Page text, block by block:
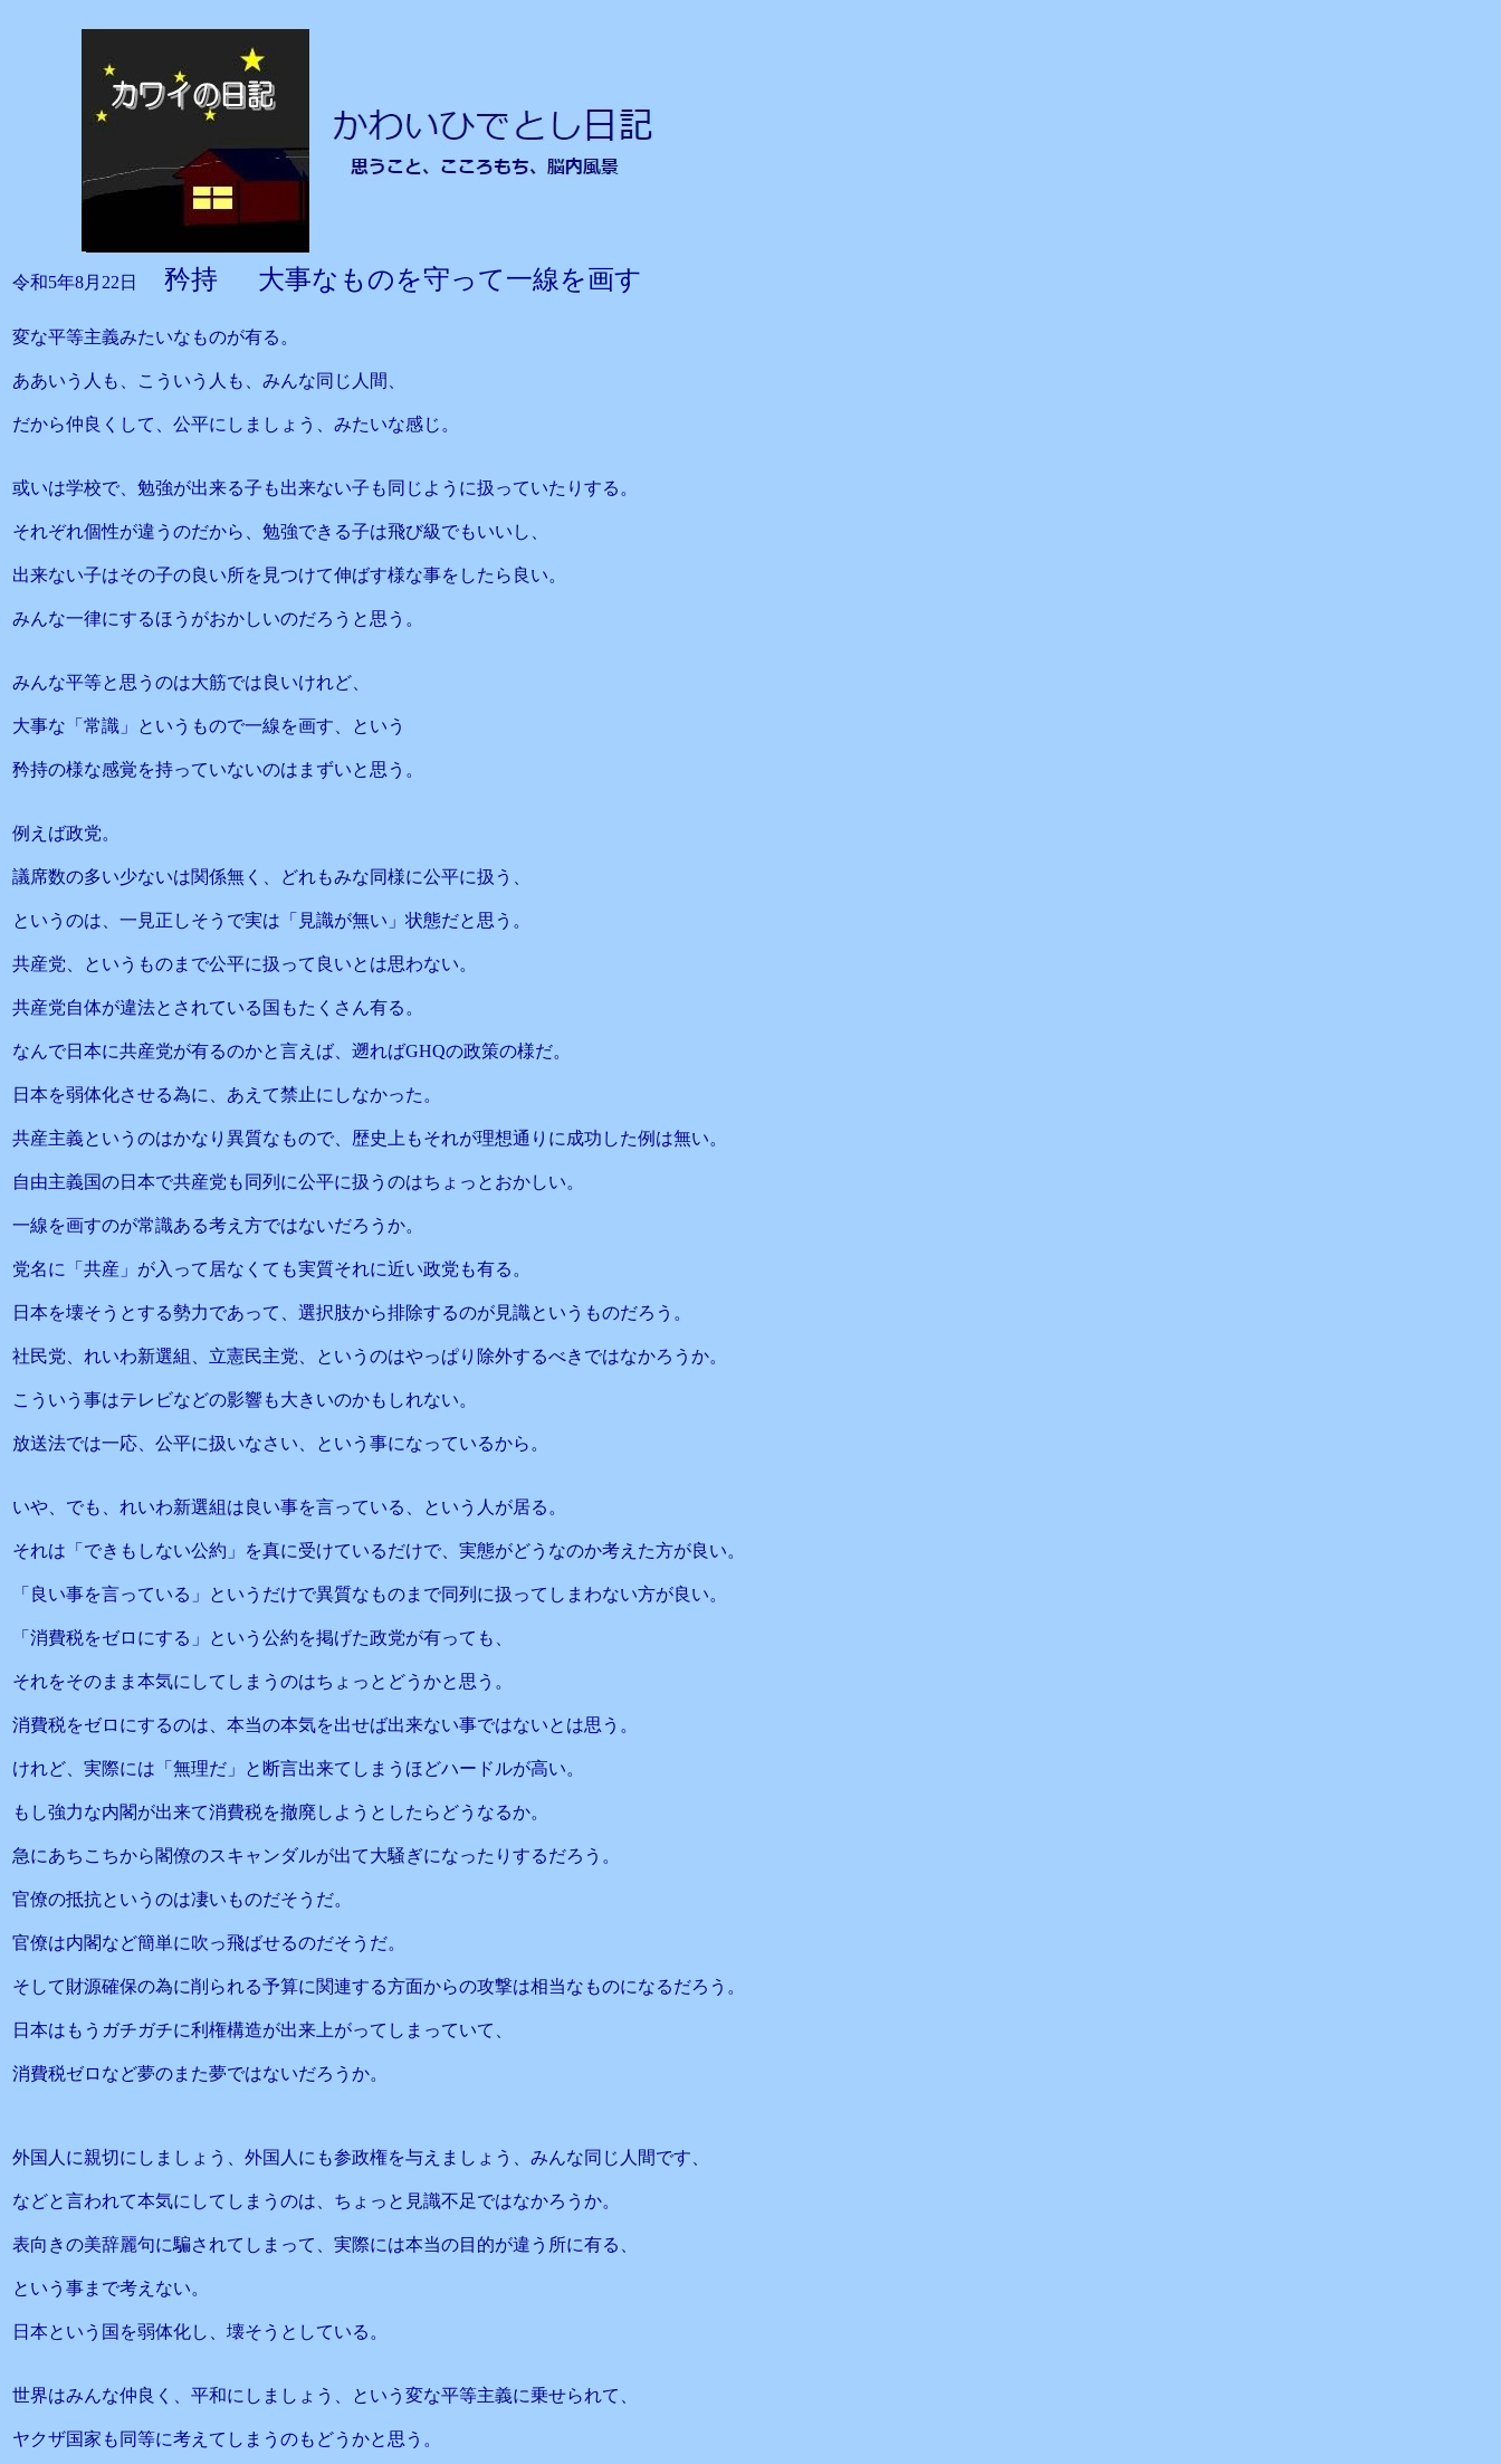
令和5年8月22日 矜持 大事なものを守って一線を画す
変な平等主義みたいなものが有る。
ああいう人も、こういう人も、みんな同じ人間、
だから仲良くして、公平にしましょう、みたいな感じ。
或いは学校で、勉強が出来る子も出来ない子も同じように扱っていたりする。
それぞれ個性が違うのだから、勉強できる子は飛び級でもいいし、
出来ない子はその子の良い所を見つけて伸ばす様な事をしたら良い。
みんな一律にするほうがおかしいのだろうと思う。
みんな平等と思うのは大筋では良いけれど、
大事な「常識」というもので一線を画す、という
矜持の様な感覚を持っていないのはまずいと思う。
例えば政党。
議席数の多い少ないは関係無く、どれもみな同様に公平に扱う、
というのは、一見正しそうで実は「見識が無い」状態だと思う。
共産党、というものまで公平に扱って良いとは思わない。
共産党自体が違法とされている国もたくさん有る。
なんで日本に共産党が有るのかと言えば、遡ればGHQの政策の様だ。
日本を弱体化させる為に、あえて禁止にしなかった。
共産主義というのはかなり異質なもので、歴史上もそれが理想通りに成功した例は無い。
自由主義国の日本で共産党も同列に公平に扱うのはちょっとおかしい。
一線を画すのが常識ある考え方ではないだろうか。
党名に「共産」が入って居なくても実質それに近い政党も有る。
日本を壊そうとする勢力であって、選択肢から排除するのが見識というものだろう。
社民党、れいわ新選組、立憲民主党、というのはやっぱり除外するべきではなかろうか。
こういう事はテレビなどの影響も大きいのかもしれない。
放送法では一応、公平に扱いなさい、という事になっているから。
いや、でも、れいわ新選組は良い事を言っている、という人が居る。
それは「できもしない公約」を真に受けているだけで、実態がどうなのか考えた方が良い。
「良い事を言っている」というだけで異質なものまで同列に扱ってしまわない方が良い。
「消費税をゼロにする」という公約を掲げた政党が有っても、
それをそのまま本気にしてしまうのはちょっとどうかと思う。
消費税をゼロにするのは、本当の本気を出せば出来ない事ではないとは思う。
けれど、実際には「無理だ」と断言出来てしまうほどハードルが高い。
もし強力な内閣が出来て消費税を撤廃しようとしたらどうなるか。
急にあちこちから閣僚のスキャンダルが出て大騒ぎになったりするだろう。
官僚の抵抗というのは凄いものだそうだ。
官僚は内閣など簡単に吹っ飛ばせるのだそうだ。
そして財源確保の為に削られる予算に関連する方面からの攻撃は相当なものになるだろう。
日本はもうガチガチに利権構造が出来上がってしまっていて、
消費税ゼロなど夢のまた夢ではないだろうか。
外国人に親切にしましょう、外国人にも参政権を与えましょう、みんな同じ人間です、
などと言われて本気にしてしまうのは、ちょっと見識不足ではなかろうか。
表向きの美辞麗句に騙されてしまって、実際には本当の目的が違う所に有る、
という事まで考えない。
日本という国を弱体化し、壊そうとしている。
世界はみんな仲良く、平和にしましょう、という変な平等主義に乗せられて、
ヤクザ国家も同等に考えてしまうのもどうかと思う。